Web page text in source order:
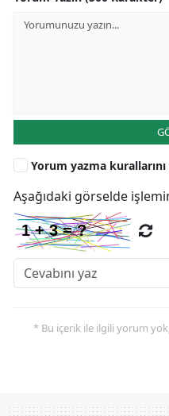
Yorum yazma kurallarını
Aşağıdaki görselde
* Bu içerik ile ilgili yorum